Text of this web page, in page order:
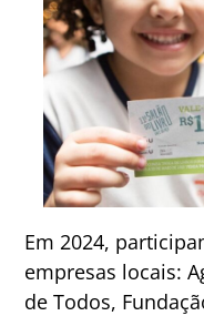
Em 2024,
empresas locais:
de Todos,